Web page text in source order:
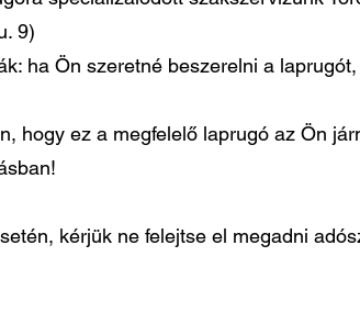
9)
ha Ön szeretné beszerelni a
hogy ez a megfelelő laprugó az Ön
kérjük ne felejtse el megadni